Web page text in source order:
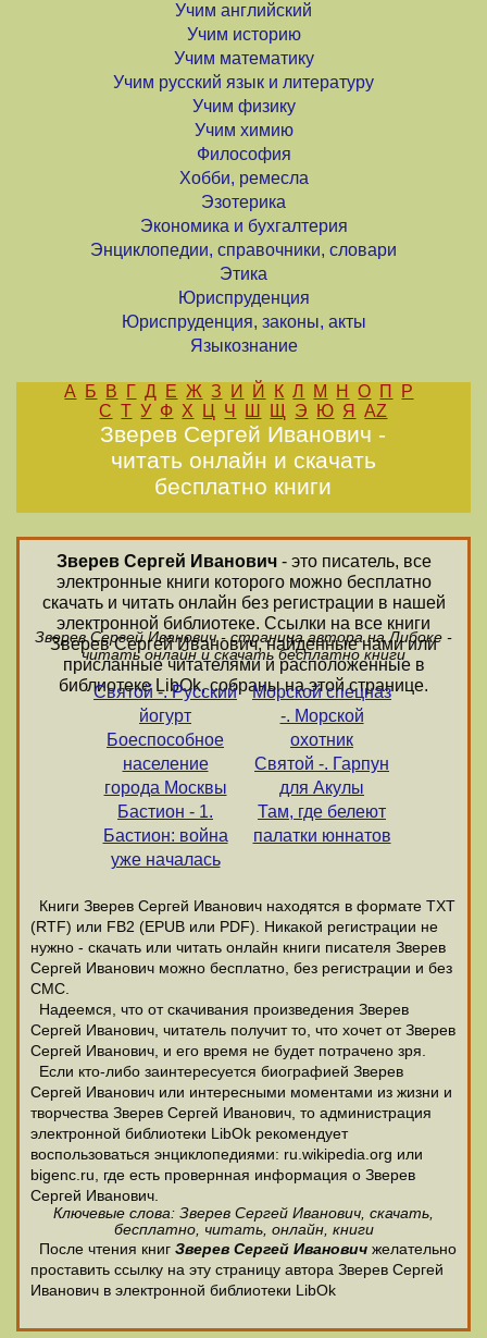
Учим английский
Учим историю
Учим математику
Учим русский язык и литературу
Учим физику
Учим химию
Философия
Хобби, ремесла
Эзотерика
Экономика и бухгалтерия
Энциклопедии, справочники, словари
Этика
Юриспруденция
Юриспруденция, законы, акты
Языкознание
А Б В Г Д Е Ж З И Й К Л М Н О П
Р
С Т У Ф Х Ц Ч Ш Щ Э Ю Я AZ
Зверев Сергей Иванович -
читать онлайн и скачать
бесплатно книги
Зверев Сергей Иванович- это писатель, все
электронные книги которого можно бесплатно
скачать и читать онлайн без регистрации в нашей
электронной библиотеке. Ссылки на все книги
Зверев Сергей Иванович, найденные нами или
присланные читателями и расположенные в
библиотеке LibOk, собраны на этой странице.
Зверев Сергей Иванович - страница автора на Либоке -
читать онлайн и скачать бесплатно книги
Святой -. Русский
йогурт
Боеспособное
население
гоpода Москвы
Бастион - 1.
Бастион: война
уже началась
Морской спецназ
-. Морской
охотник
Святой -. Гарпун
для Акулы
Там, где белеют
палатки юннатов
Книги Зверев Сергей Иванович находятся в формате ТХТ
(RTF) или FB2 (EPUB или PDF). Никакой регистрации не
нужно - скачать или читать онлайн книги писателя Зверев
Сергей Иванович можно бесплатно, без регистрации и без
СМС.
Надеемся, что от скачивания произведения Зверев
Сергей Иванович, читатель получит то, что хочет от Зверев
Сергей Иванович, и его время не будет потрачено зря.
Если кто-либо заинтересуется биографией Зверев
Сергей Иванович или интересными моментами из жизни и
творчества Зверев Сергей Иванович, то администрация
электронной библиотеки LibOk рекомендует
воспользоваться энциклопедиями: ru.wikipedia.org или
bigenc.ru, где есть провернная информация о Зверев
Сергей Иванович.
Ключевые слова: Зверев Сергей Иванович, скачать,
бесплатно, читать, онлайн, книги
После чтения книг Зверев Сергей Иванович желательно
проставить ссылку на эту страницу автора Зверев Сергей
Иванович в электронной библиотеки LibOk